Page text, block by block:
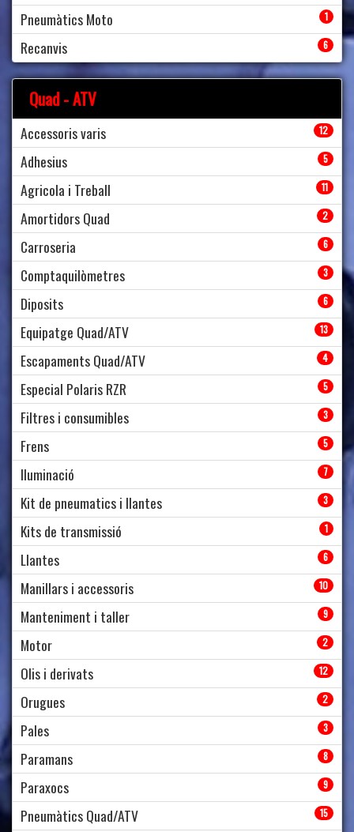
Pneumàtics Moto
1
Recanvis 6
Quad - ATV
Accessoris varis 12
Adhesius 5
Agricola i Treball 11
Amortidors Quad 2
Carroseria 6
Comptaquilòmetres 3
Diposits 6
Equipatge Quad/ATV 13
Escapaments Quad/ATV 4
Especial Polaris RZR 5
Filtres i consumibles 3
Frens 5
Iluminació 7
Kit de pneumatics i llantes 3
Kits de transmissió 1
Llantes 6
Manillars i accessoris 10
Manteniment i taller 9
Motor 2
Olis i derivats 12
Orugues 2
Pales 3
Paramans 8
Paraxocs 9
Pneumàtics Quad/ATV 15